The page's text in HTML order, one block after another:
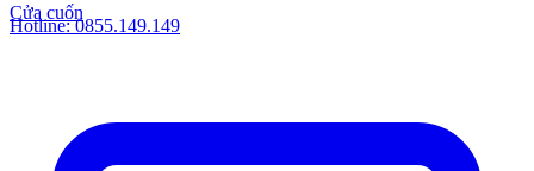
Hotline:0855.149.149
Cửa cuốn